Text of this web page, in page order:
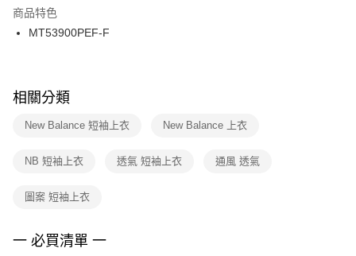
２．訂單成立數日內，您將收到繳費通知簡訊。
３．收到繳費通知簡訊後14天內，點擊此簡訊中的連結，可透過四大超商／
ATM／網路銀行／等多元方式進行付款，方視為交易完成。
※ 交易是否成功請以「AFTEE先享後付 」之結帳頁面顯示為準，若有關於
是否繳費成功／繳費後需取消欲退款等相關疑問，請聯繫「AFTEE先享後付
客戶支援中心」 https://netprotections.freshdesk.com/support/home
１．透過由恩沛科技股份有限公司提供之「AFTEE先享後付」服務完成之交
權轉讓予恩沛科技股份有限公司。
３．未成年的使用者請事先徵得法定代理人或監護人之同意方可使用
「AFTEE先享後付」，若未經同意申辦者引起之損失，本公司不負相關責
付款後門市自取
每筆NT$100，滿NT$1,500(含以上)免運費
商品特色
MT53900PEF-F
相關分類
New Balance 短袖上衣 New Balance 上衣
NB 短袖上衣 透氣 短袖上衣 通風 透氣
圖案 短袖上衣
一 必買清單 一